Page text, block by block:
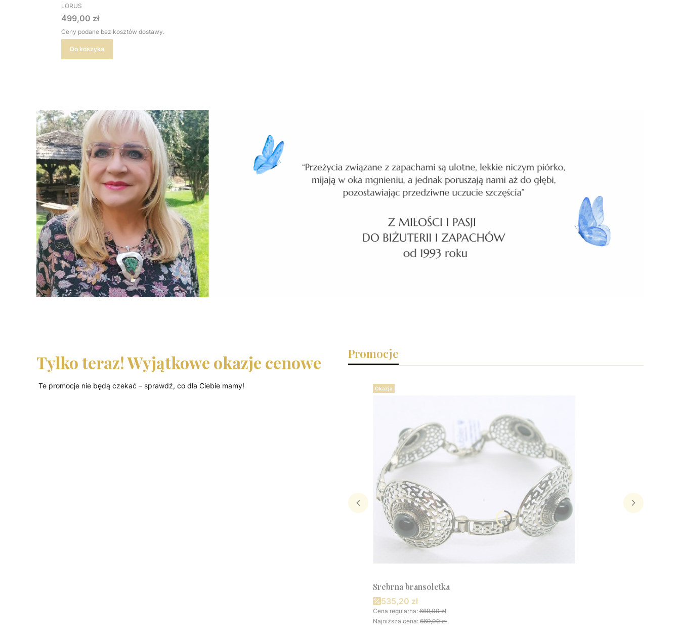
PRODUCENT
LORUS
Cena
499,00 zł
Ceny podane bez kosztów dostawy.
Do koszyka
Tylko teraz! Wyjątkowe okazje cenowe
Te promocje nie będą czekać – sprawdź, co dla Ciebie mamy!
Promocje
Okazja
Srebrna bransoletka
Cena promocyjna
535,20 zł
Cena regularna: 669,00 zł
Najniższa cena: 669,00 zł